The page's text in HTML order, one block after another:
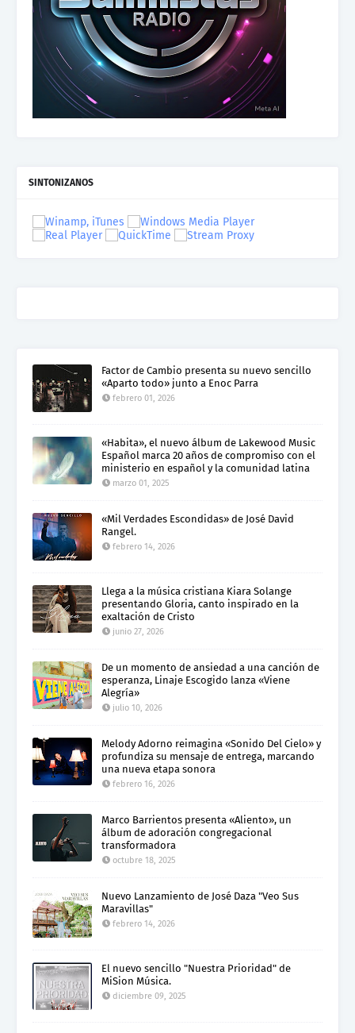
SINTONIZANOS
Factor de Cambio presenta su nuevo sencillo
«Aparto todo» junto a Enoc Parra
febrero 01, 2026
«Habita», el nuevo álbum de Lakewood Music
Español marca 20 años de compromiso con el
ministerio en español y la comunidad latina
marzo 01, 2025
«Mil Verdades Escondidas» de José David
Rangel.
febrero 14, 2026
Llega a la música cristiana Kiara Solange
presentando Gloria, canto inspirado en la
exaltación de Cristo
junio 27, 2026
De un momento de ansiedad a una canción de
esperanza, Linaje Escogido lanza «Viene
Alegría»
julio 10, 2026
Melody Adorno reimagina «Sonido Del Cielo» y
profundiza su mensaje de entrega, marcando
una nueva etapa sonora
febrero 16, 2026
Marco Barrientos presenta «Aliento», un
álbum de adoración congregacional
transformadora
octubre 18, 2025
Nuevo Lanzamiento de José Daza "Veo Sus
Maravillas"
febrero 14, 2026
El nuevo sencillo "Nuestra Prioridad" de
MiSion Música.
diciembre 09, 2025